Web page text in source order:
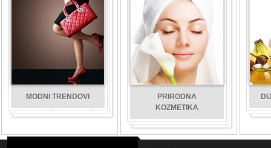
MODNI TRENDOVI
PRIRODNA
KOZMETIKA